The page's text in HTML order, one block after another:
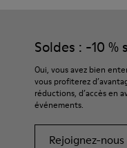
Soldes : -10
Oui, vous avez bien
vous profiterez
réductions, d’accès en
événements.
Rejoignez-nous